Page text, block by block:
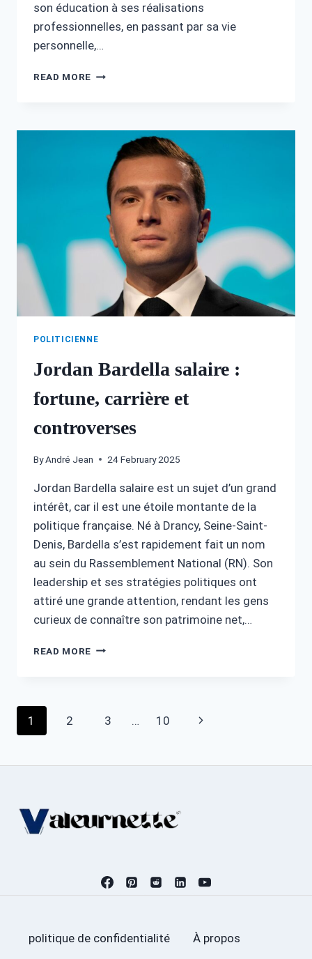
son éducation à ses réalisations
professionnelles, en passant par sa vie
personnelle,…
READ MORE SYLVIE
DÉCOUVREZ
CARRIÈRE
POLITICIENNE
Jordan Bardella salaire :
fortune, carrière et
controverses
ByAndré Jean 24 February 2025
Jordan Bardella salaire est un sujet d’un grand
intérêt, car il est une étoile montante de la
politique française. Né à Drancy, Seine-Saint-
Denis, Bardella s’est rapidement fait un nom
au sein du Rassemblement National (RN). Son
leadership et ses stratégies politiques ont
attiré une grande attention, rendant les gens
curieux de connaître son patrimoine net,…
READ MORE JORDAN
CARRIÈRE
Page
1 2 3 … 10
Next
politique de confidentialité
À propos